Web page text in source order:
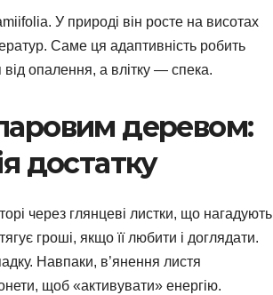
У природі він росте на висотах
Саме ця адаптивність робить
від опалення, а влітку — спека.
деревом:
достатку
через глянцеві листки, що нагадують
гроші, якщо її любити і доглядати.
Навпаки, в’янення листя
щоб «активувати» енергію.